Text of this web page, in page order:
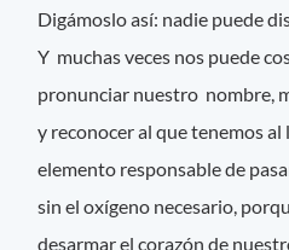
Digámoslo así: nadie puede
Y muchas veces nos puede
pronunciar nuestro nombre,
y reconocer al que tenemos al
elemento responsable de
sin el oxígeno necesario,
desarmar el corazón de